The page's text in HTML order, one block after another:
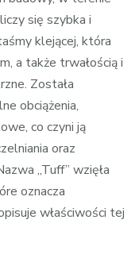
się szybka i
klejącej, która
a także trwałością i
Została
obciążenia,
co czyni ją
oraz
„Tuff” wzięła
oznacza
właściwości tej